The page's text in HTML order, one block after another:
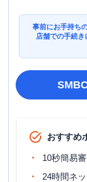
事前にお手持ち
店舗での手続
おすすめ
10秒簡易
24時間ネ